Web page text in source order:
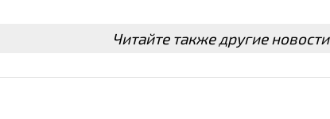
Читайте также другие новости